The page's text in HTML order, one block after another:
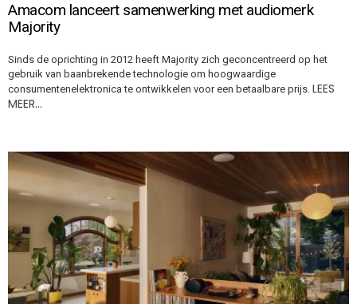
Amacom lanceert samenwerking met audiomerk
Majority
Sinds de oprichting in 2012 heeft Majority zich geconcentreerd op het
gebruik van baanbrekende technologie om hoogwaardige
consumentenelektronica te ontwikkelen voor een betaalbare prijs. LEES
MEER…